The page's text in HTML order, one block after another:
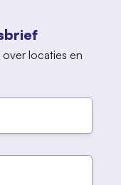
over locaties en